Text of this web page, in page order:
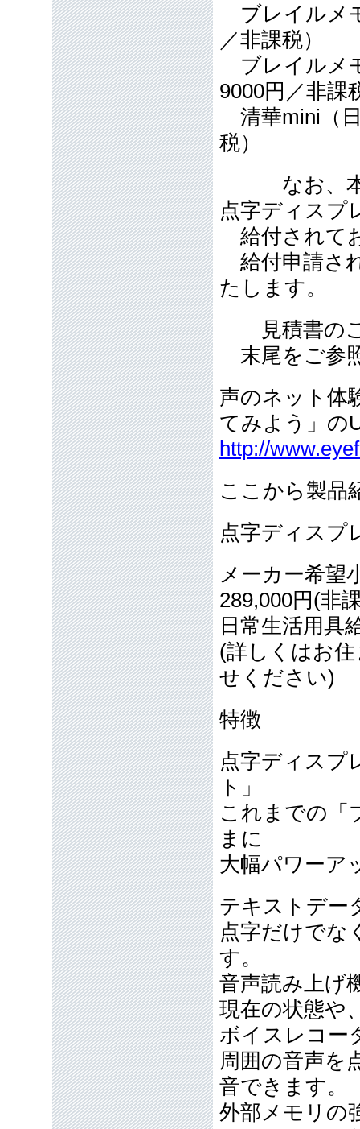
ブレイルメ
／非課税）
ブレイルメ
9000円／非
清華mini（
税）
なお、本製
点字ディスプ
給付されて
給付申請さ
たします。
見積書のご
末尾をご参
声のネット体
てみよう」の
http://
ここから製品
点字ディスプ
メーカー希望
289,000円(非
日常生活用具
(詳しくはお
せください)
特徴
点字ディスプ
ト」
これまでの「
まに
大幅パワーア
テキストデー
点字だけでな
す。
音声読み上げ
現在の状態や
ボイスレコー
周囲の音声を
音できます。
外部メモリの